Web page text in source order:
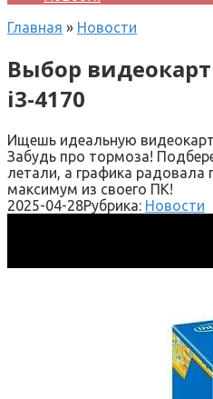
Главная » Новости
Выбор
i3-4170
Ищешь идеальную
Забудь про тормоза!
летали, а графика радовала
максимум из своего ПК!
2025-04-28Рубрика: Новости